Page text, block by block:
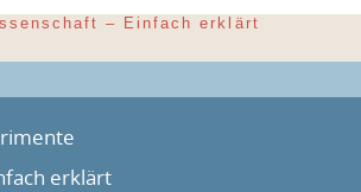
– Einfach erklärt
erklärt